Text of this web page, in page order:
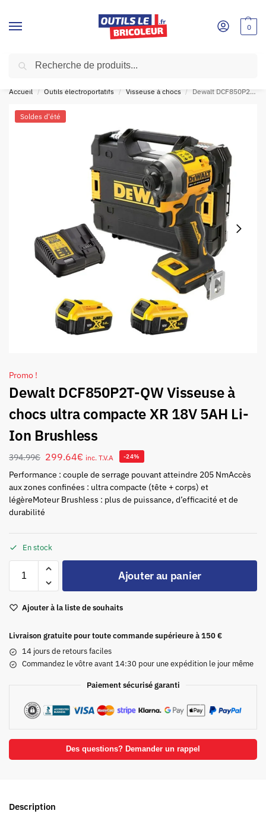
0
SOLDES D'ÉTÉ!
Accueil / Outils électroportatifs / Visseuse à chocs / Dewalt DCF850P2T-QW Visseuse à chocs ultra compacte XR 18V 5AH Li-Ion Brushless
Soldes d'été
Promo !
Dewalt DCF850P2T-QW Visseuse à
chocs ultra compacte XR 18V 5AH Li-
Ion Brushless
394.99€ 299.64€ inc. T.V.A -24%
Performance : couple de serrage pouvant atteindre 205 NmAccès
aux zones confinées : ultra compacte (tête + corps) et
légèreMoteur Brushless : plus de puissance, d’efficacité et de
durabilité
En stock
Ajouter au panier
Ajouter à la liste de souhaits
Livraison gratuite pour toute commande supérieure à 150 €
14 jours de retours faciles
Commandez le vôtre avant 14:30 pour une expédition le jour même
Paiement sécurisé garanti
Des questions? Demander un rappel
Description